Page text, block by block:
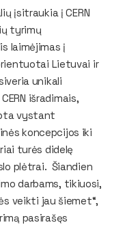
įsitraukia į CERN
tyrimų
laimėjimas į
Lietuvai ir
unikali
išradimais,
vystant
koncepcijos iki
turės didelę
plėtrai. Šiandien
darbams, tikiuosi,
veikti jau šiemet“,
pasirašęs